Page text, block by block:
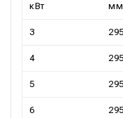
кВт
мм
3 295
4 295
5 295
6 295